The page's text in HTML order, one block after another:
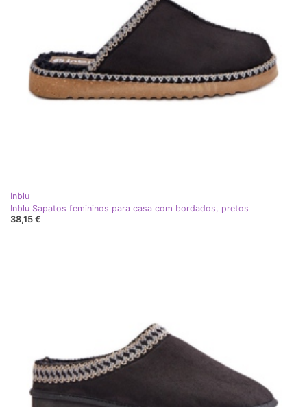
Inblu
Inblu Sapatos femininos para casa com bordados, pretos
38,15 €